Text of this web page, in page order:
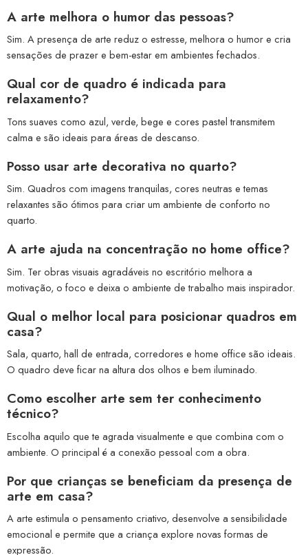
A arte melhora o humor das pessoas?
Sim. A presença de arte reduz o estresse, melhora o humor e cria
sensações de prazer e bem-estar em ambientes fechados.
Qual cor de quadro é indicada para
relaxamento?
Tons suaves como azul, verde, bege e cores pastel transmitem
calma e são ideais para áreas de descanso.
Posso usar arte decorativa no quarto?
Sim. Quadros com imagens tranquilas, cores neutras e temas
relaxantes são ótimos para criar um ambiente de conforto no
quarto.
A arte ajuda na concentração no home office?
Sim. Ter obras visuais agradáveis no escritório melhora a
motivação, o foco e deixa o ambiente de trabalho mais inspirador.
Qual o melhor local para posicionar quadros em
casa?
Sala, quarto, hall de entrada, corredores e home office são ideais.
O quadro deve ficar na altura dos olhos e bem iluminado.
Como escolher arte sem ter conhecimento
técnico?
Escolha aquilo que te agrada visualmente e que combina com o
ambiente. O principal é a conexão pessoal com a obra.
Por que crianças se beneficiam da presença de
arte em casa?
A arte estimula o pensamento criativo, desenvolve a sensibilidade
emocional e permite que a criança explore novas formas de
expressão.